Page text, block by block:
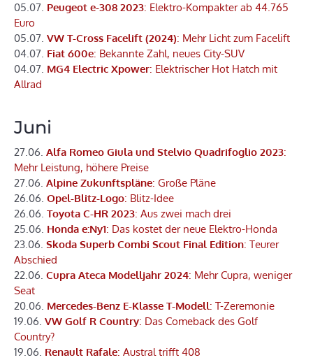
05.07. Peugeot e-308 2023: Elektro-Kompakter ab 44.765
Euro
05.07. VW T-Cross Facelift (2024): Mehr Licht zum Facelift
04.07. Fiat 600e: Bekannte Zahl, neues City-SUV
04.07. MG4 Electric Xpower: Elektrischer Hot Hatch mit
Allrad
Juni
27.06. Alfa Romeo Giula und Stelvio Quadrifoglio 2023:
Mehr Leistung, höhere Preise
27.06. Alpine Zukunftspläne: Große Pläne
26.06. Opel-Blitz-Logo: Blitz-Idee
26.06. Toyota C-HR 2023: Aus zwei mach drei
25.06. Honda e:Ny1: Das kostet der neue Elektro-Honda
23.06. Skoda Superb Combi Scout Final Edition: Teurer
Abschied
22.06. Cupra Ateca Modelljahr 2024: Mehr Cupra, weniger
Seat
20.06. Mercedes-Benz E-Klasse T-Modell: T-Zeremonie
19.06. VW Golf R Country: Das Comeback des Golf
Country?
19.06. Renault Rafale: Austral trifft 408